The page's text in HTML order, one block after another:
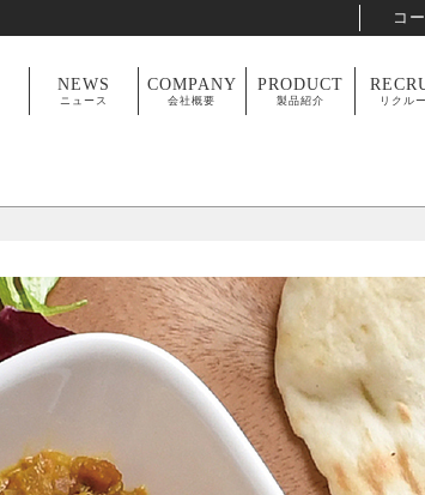
コ
NEWS
ニュース
COMPANY
会社概要
PRODUCT
製品紹介 リクル